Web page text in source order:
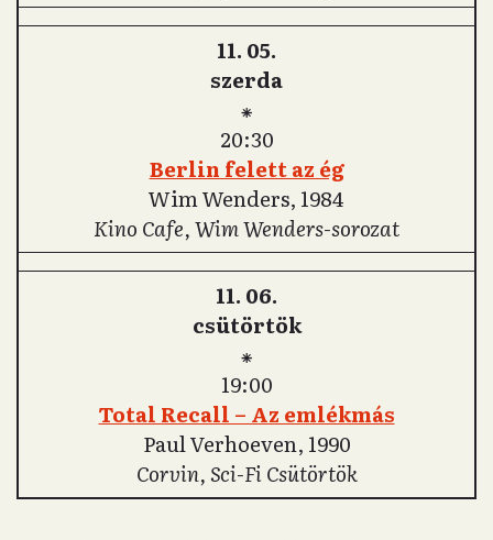
11. 05.
szerda
⁕
20:30
Berlin felett az ég
Wim Wenders, 1984
Kino Cafe, Wim Wenders-sorozat
11. 06.
csütörtök
⁕
19:00
Total Recall – Az emlékmás
Paul Verhoeven, 1990
Corvin, Sci-Fi Csütörtök